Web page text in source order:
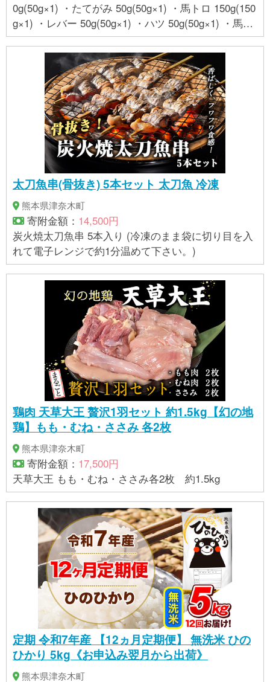
0g(50g×1) ・たてがみ 50g(50g×1) ・馬トロ 150g(150
g×1) ・レバー 50g(50g×1) ・ハツ 50g(50g×1) ・馬ひ
も 50g(50g×1) ・馬刺しのタレ(10ml×6袋) 【「レバ
ー」「ハツ」はいずれか一種のお届けになります】
太刀魚串(骨抜き) 5本セット 太刀魚 冷凍
熊本県津奈木町
寄附金額： 14,500円
炭火焼太刀魚串 5本入り (冷凍のまま袋に切り目を入
れて電子レンジで約1分温めて下さい。)
鶏肉 天草大王 贅沢1羽セット 約1.5kg【幻の地
鶏】もも・むね・ささみ 各2枚
熊本県津奈木町
寄附金額： 17,500円
天草大王 もも・むね・ささみ各2枚 約1.5kg
定期 令和7年産 【12ヵ月定期便】 無洗米 ひの
ひかり 5kg《お申込み翌月から出荷》
熊本県津奈木町